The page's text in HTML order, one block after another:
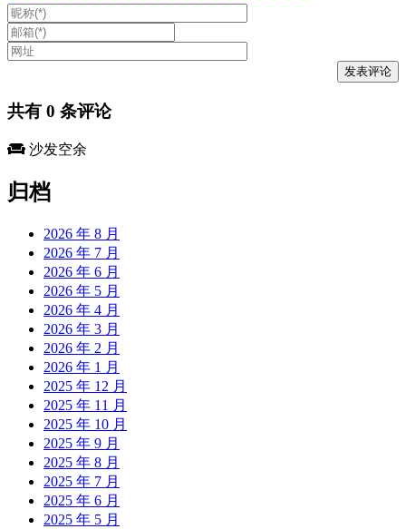
共有 0 条评论
沙发空余
归档
2026 年 8 月
2026 年 7 月
2026 年 6 月
2026 年 5 月
2026 年 4 月
2026 年 3 月
2026 年 2 月
2026 年 1 月
2025 年 12 月
2025 年 11 月
2025 年 10 月
2025 年 9 月
2025 年 8 月
2025 年 7 月
2025 年 6 月
2025 年 5 月